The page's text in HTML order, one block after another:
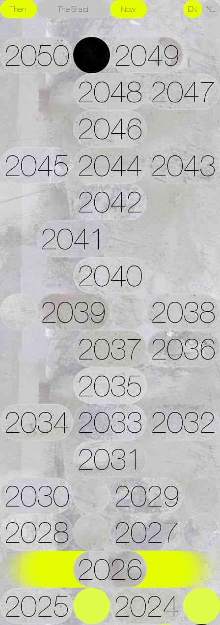
Then The Braid Now EN NL
2050
2049
2048 2047
2046
2045 2044 2043
2042
2041
2040
2039
2038
2037 2036
2035
2034 2033 2032
2031
2030
2029
2028
2027
2026
2025
2024